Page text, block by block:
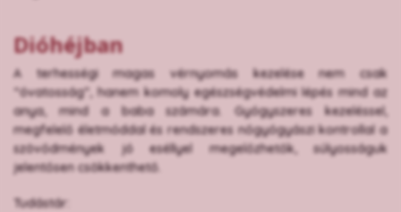
Dióhéjban
A terhességi magas vérnyomás kezelése nem csak
“óvatosság”, hanem komoly egészségvédelmi lépés mind az
anya, mind a baba számára. Gyógyszeres kezeléssel,
megfelelő életmóddal és rendszeres nőgyógyászi kontrollal a
szövődmények jó eséllyel megelőzhetők, súlyosságuk
jelentősen csökkenthető.
Tudástár: